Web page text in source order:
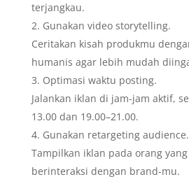
terjangkau.
Gunakan video storytelling.
Ceritakan kisah produkmu
humanis agar lebih mudah
Optimasi waktu posting.
Jalankan iklan di jam-jam aktif,
13.00 dan 19.00–21.00.
Gunakan retargeting audience.
Tampilkan iklan pada orang
berinteraksi dengan brand-mu.